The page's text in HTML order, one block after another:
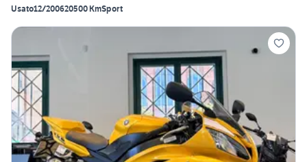
Usato12/200620500 KmSport